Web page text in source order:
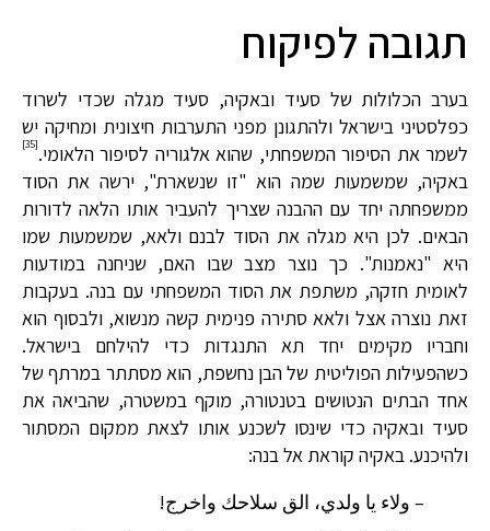
תגובה לפיקוח
בערב הכלולות של סעיד ובאקיה, סעיד מגלה שכדי לשרוד
כפלסטיני בישראל ולהתגונן מפני התערבות חיצונית ומחיקה יש
לשמר את הסיפור המשפחתי, שהוא אלגוריה לסיפור הלאומי.[35]
באקיה, שמשמעות שמה הוא "זו שנשארת", ירשה את הסוד
ממשפחתה יחד עם ההבנה שצריך להעביר אותו הלאה לדורות
הבאים. לכן היא מגלה את הסוד לבנם ולאא, שמשמעות שמו
היא "נאמנות". כך נוצר מצב שבו האם, שניחנה במודעות
לאומית חזקה, משתפת את הסוד המשפחתי עם בנה. בעקבות
זאת נוצרה אצל ולאא סתירה פנימית קשה מנשוא, ולבסוף הוא
וחבריו מקימים יחד תא התנגדות כדי להילחם בישראל.
כשהפעילות הפוליטית של הבן נחשפת, הוא מסתתר במרתף של
אחד הבתים הנטושים בטנטורה, מוקף במשטרה, שהביאה את
סעיד ובאקיה כדי שינסו לשכנע אותו לצאת ממקום המסתור
ולהיכנע. באקיה קוראת אל בנה:
– ولاء يا ولدي، الق سلاحك واخرج!